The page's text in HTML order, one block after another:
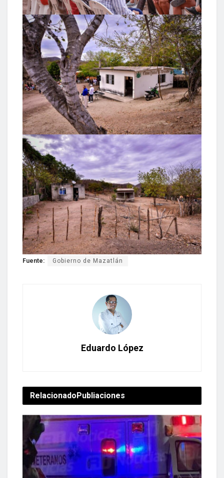
Fuente: Gobierno de Mazatlán
Eduardo López
RelacionadoPubliaciones